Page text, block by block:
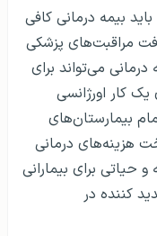
بیمه درمانی کافی
مراقبت‌های پزشکی
می‌تواند برای
کار اورژانسی
بیمارستان‌های
هزینه‌های درمانی
و حیاتی برای بیمارانی
کننده در